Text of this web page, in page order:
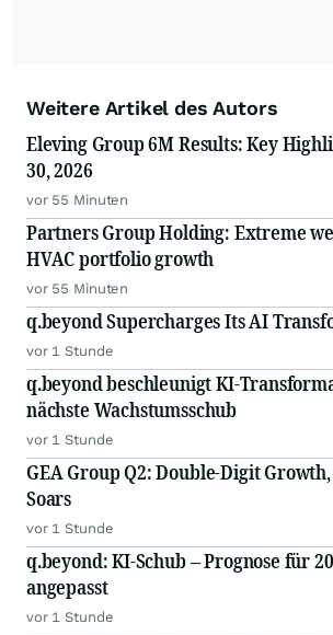
Weitere Artikel des Autors
Eleving Group 6M Results: Key
30, 2026
vor 55 Minuten
Partners Group Holding: Extreme
HVAC portfolio growth
vor 55 Minuten
q.beyond Supercharges Its AI
vor 1 Stunde
q.beyond beschleunigt KI-
nächste Wachstumsschub
vor 1 Stunde
GEA Group Q2: Double-Digit
Soars
vor 1 Stunde
q.beyond: KI-Schub – Prognose für
angepasst
vor 1 Stunde